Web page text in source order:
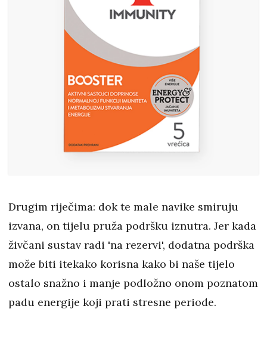
Drugim riječima: dok te male navike smiruju
izvana, on tijelu pruža podršku iznutra. Jer kada
živčani sustav radi 'na rezervi', dodatna podrška
može biti itekako korisna kako bi naše tijelo
ostalo snažno i manje podložno onom poznatom
padu energije koji prati stresne periode.